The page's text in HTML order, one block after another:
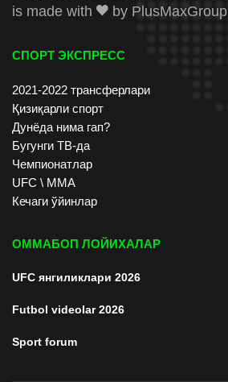
is made with
by PlusMaxGroup
СПОРТ ЭКСПРЕСС
2021-2022 трансферлари
Қизиқарли спорт
Дунёда нима гап?
Бугунги ТВ-да
Чемпионатлар
UFC \ ММА
Кечаги ўйинлар
ОММАБОП ЛОЙИХАЛАР
UFC янгиликлари 2026
Futbol videolar 2026
Sport forum